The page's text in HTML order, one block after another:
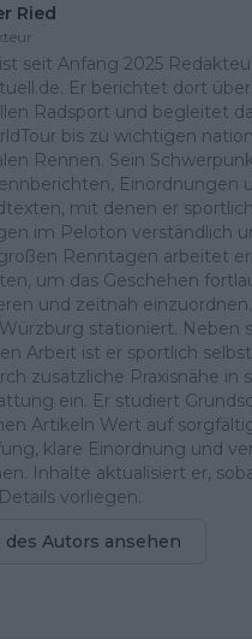
Ried
seit Anfang 2025
Er berichtet dort
Radsport und begleitet
bis zu wichtigen
Rennen. Sein
Einordnungen
mit denen er
im Peloton verständlich
Renntagen arbeitet
um das Geschehen
und zeitnah einzuordnen.
stationiert. Neben
Arbeit ist er sportlich
zusätzliche Praxisnähe in
ein. Er studiert
Artikeln Wert auf
klare Einordnung und
Inhalte aktualisiert er,
vorliegen.
des Autors ansehen